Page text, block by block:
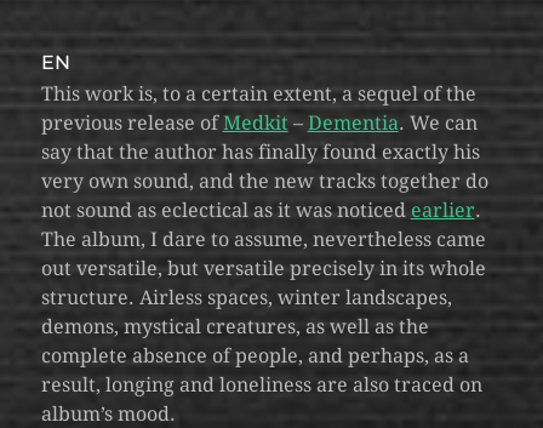
EN
This work is, to a certain extent, a sequel of the
previous release ofMedkit– Dementia. We can
say that the author has finally found exactly his
very own sound, and the new tracks together do
not sound as eclectical as it was noticed earlier.
The album, I dare to assume, nevertheless came
out versatile, but versatile precisely in its whole
structure. Airless spaces, winter landscapes,
demons, mystical creatures, as well as the
complete absence of people, and perhaps, as a
result, longing and loneliness are also traced on
album’s mood.